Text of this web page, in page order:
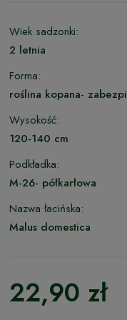
Wiek sadzonki:
2 letnia
Forma:
roślina kopana-
Wysokość:
120-140 cm
Podkładka:
M-26- półkarłowa
Nazwa łacińska:
Malus domestica
22,90 zł